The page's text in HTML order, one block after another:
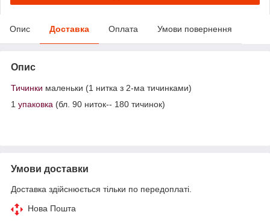
Опис Доставка Оплата Умови повернення
Опис
Тичинки маленьки (1 нитка з 2-ма тичинками)
1 упаковка (бл. 90 ниток-- 180 тичинок)
Умови доставки
Доставка здійснюється тільки по передоплаті.
Нова Пошта